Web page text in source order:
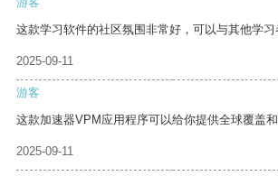
这款学习软件的社区氛围非常好，可以与其他学习
2025-09-11
游客
这款加速器VPM应用程序可以给你提供全球覆盖和
2025-09-11